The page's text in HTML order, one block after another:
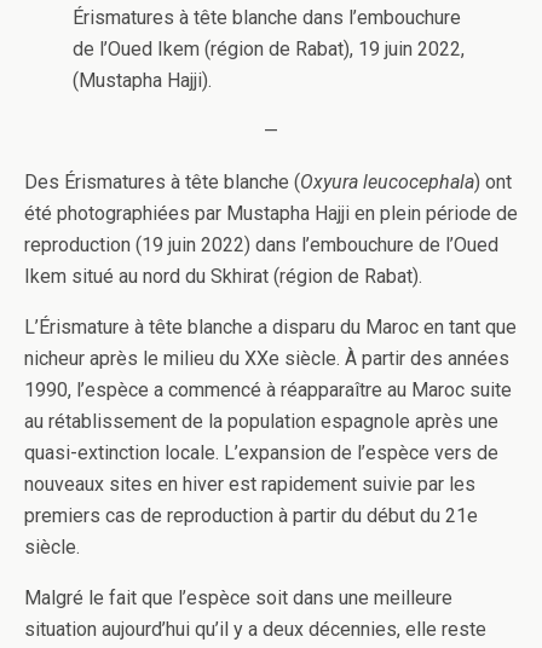
Érismatures à tête blanche dans l’embouchure
de l’Oued Ikem (région de Rabat), 19 juin 2022,
(Mustapha Hajji).
—
Des Érismatures à tête blanche (Oxyura leucocephala) ont
été photographiées par Mustapha Hajji en plein période de
reproduction (19 juin 2022) dans l’embouchure de l’Oued
Ikem situé au nord du Skhirat (région de Rabat).
L’Érismature à tête blanche a disparu du Maroc en tant que
nicheur après le milieu du XXe siècle. À partir des années
1990, l’espèce a commencé à réapparaître au Maroc suite
au rétablissement de la population espagnole après une
quasi-extinction locale. L’expansion de l’espèce vers de
nouveaux sites en hiver est rapidement suivie par les
premiers cas de reproduction à partir du début du 21e
siècle.
Malgré le fait que l’espèce soit dans une meilleure
situation aujourd’hui qu’il y a deux décennies, elle reste